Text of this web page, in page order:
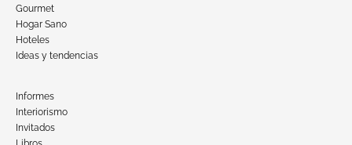
Gourmet
Hogar Sano
Hoteles
Ideas y tendencias
Informes
Interiorismo
Invitados